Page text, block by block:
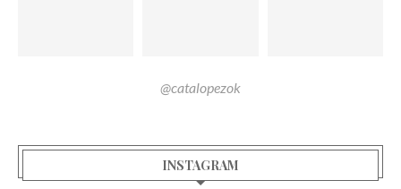
@catalopezok
INSTAGRAM